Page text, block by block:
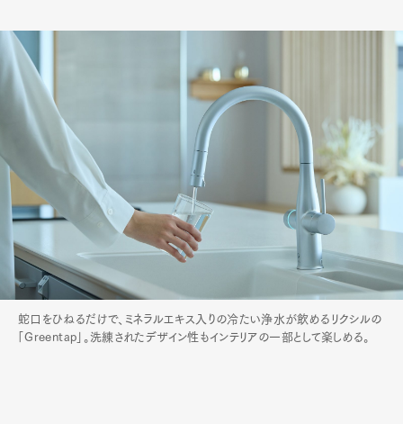
蛇口をひねるだけで、ミネラルエキス入りの冷たい浄水が飲めるリクシルの
「Greentap」。洗練されたデザイン性もインテリアの一部として楽しめる。